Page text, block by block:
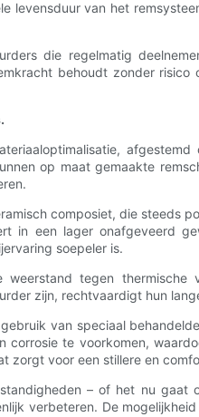
levensduur van het
die regelmatig
behoudt zonder
op maat gemaakte
composiet, die steeds
in een lager onafgeveerd
soepeler is.
weerstand tegen
zijn, rechtvaardigt hun
van speciaal
te voorkomen,
zorgt voor een stillere en
– of het nu
verbeteren. De